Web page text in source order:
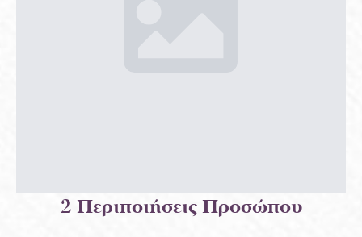
2 Περιποιήσεις Προσώπου